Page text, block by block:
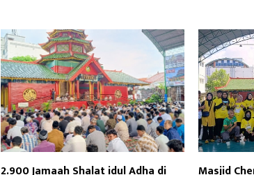
2.900 Jamaah Shalat idul Adha di Masjid